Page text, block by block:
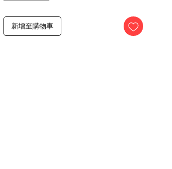
新增至購物車